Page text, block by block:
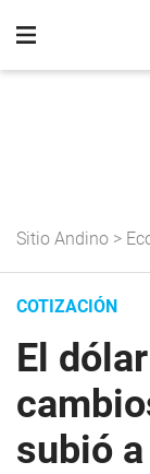
Sitio Andino >
COTIZACIÓN
El
subió